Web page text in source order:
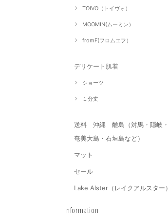
TOIVO（トイヴォ）
MOOMIN(ムーミン）
fromF(フロムエフ）
デリケート肌着
ショーツ
１分丈
送料 沖縄 離島（対馬・隠岐・
奄美大島・石垣島など）
マット
セール
Lake Alster（レイクアルスター）
Information